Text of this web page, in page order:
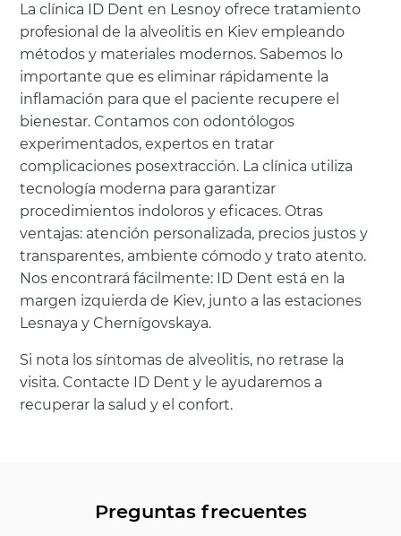
La clínica ID Dent en Lesnoy ofrece tratamiento
profesional de la alveolitis en Kiev empleando
métodos y materiales modernos. Sabemos lo
importante que es eliminar rápidamente la
inflamación para que el paciente recupere el
bienestar. Contamos con odontólogos
experimentados, expertos en tratar
complicaciones posextracción. La clínica utiliza
tecnología moderna para garantizar
procedimientos indoloros y eficaces. Otras
ventajas: atención personalizada, precios justos y
transparentes, ambiente cómodo y trato atento.
Nos encontrará fácilmente: ID Dent está en la
margen izquierda de Kiev, junto a las estaciones
Lesnaya y Chernígovskaya.
Si nota los síntomas de alveolitis, no retrase la
visita. Contacte ID Dent y le ayudaremos a
recuperar la salud y el confort.
Preguntas frecuentes